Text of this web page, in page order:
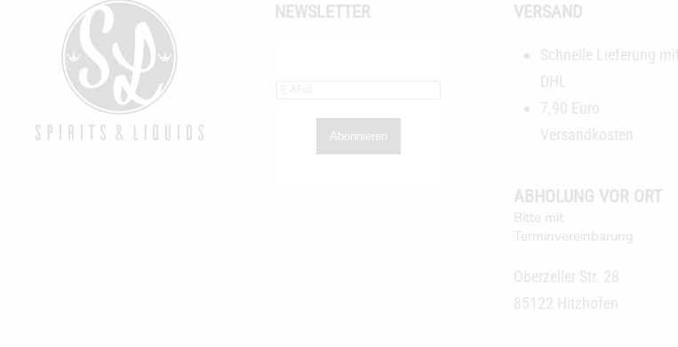
NEWSLETTER
Abonnieren
VERSAND
Schnelle Lieferung mit
DHL
7,90 Euro
Versandkosten
ABHOLUNG VOR ORT
Bitte mit
Terminvereinbarung
Oberzeller Str. 28
85122 Hitzhofen